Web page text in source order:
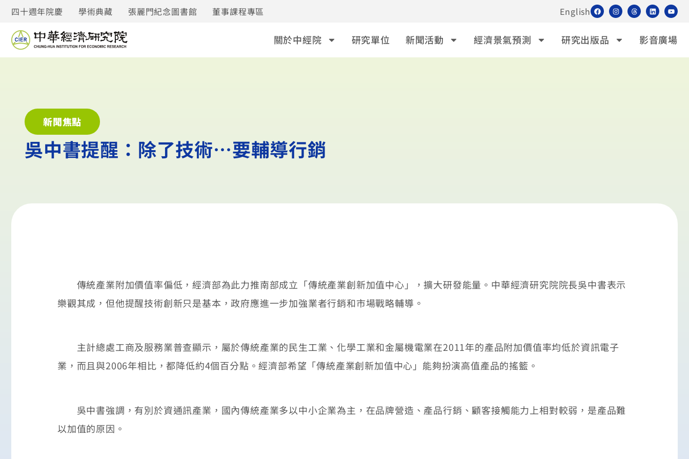
四十週年院慶 學術典藏 張麗門紀念圖書館 董事課程專區 English
關於中經院 研究單位 新聞活動 經濟景氣預測 研究出版品 影音廣場
新聞焦點
吳中書提醒：除了技術…要輔導行銷
傳統產業附加價值率偏低，經濟部為此力推南部成立「傳統產業創新加值中心」，擴大研發能量。中華經濟研究院院長吳中書表示
樂觀其成，但他提醒技術創新只是基本，政府應進一步加強業者行銷和市場戰略輔導。
主計總處工商及服務業普查顯示，屬於傳統產業的民生工業、化學工業和金屬機電業在2011年的產品附加價值率均低於資訊電子
業，而且與2006年相比，都降低約4個百分點。經濟部希望「傳統產業創新加值中心」能夠扮演高值產品的搖籃。
吳中書強調，有別於資通訊產業，國內傳統產業多以中小企業為主，在品牌營造、產品行銷、顧客接觸能力上相對較弱，是產品難
以加值的原因。